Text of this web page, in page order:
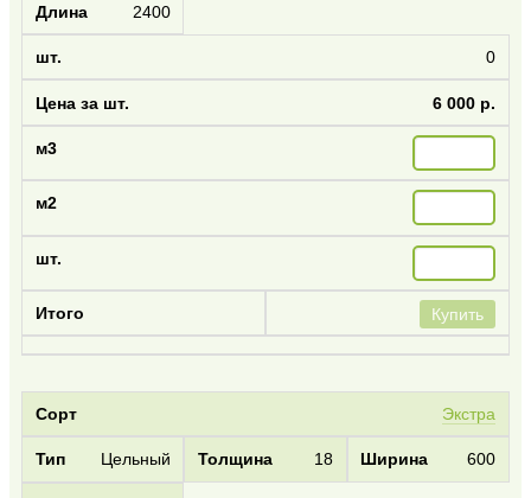
2400
0
6 000 р.
Купить
Экстра
Цельный 18 600